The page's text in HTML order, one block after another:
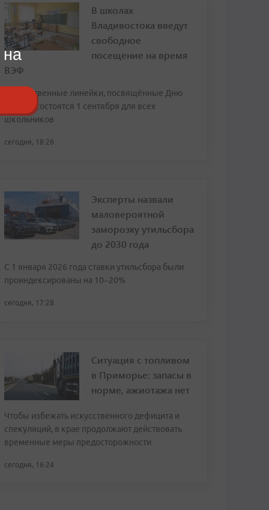
В школах
Владивостока введут
свободное
посещение на время
ВЭФ
Торжественные линейки, посвящённые Дню
знаний, состоятся 1 сентября для всех
школьников
сегодня, 18:26
Эксперты назвали
маловероятной
заморозку утильсбора
до 2030 года
С 1 января 2026 года ставки утильсбора были
проиндексированы на 10–20%
сегодня, 17:28
Ситуация с топливом
в Приморье: запасы в
норме, ажиотажа нет
Чтобы избежать искусственного дефицита и
спекуляций, в крае продолжают действовать
временные меры предосторожности
сегодня, 16:24